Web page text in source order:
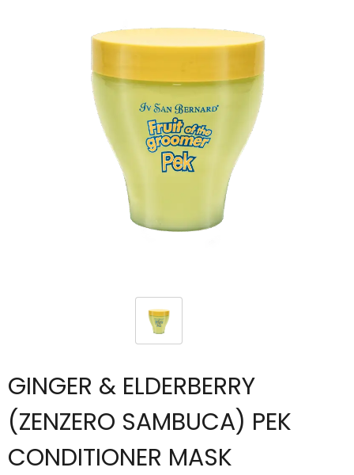
GINGER & ELDERBERRY
(ZENZERO SAMBUCA) PEK
CONDITIONER MASK